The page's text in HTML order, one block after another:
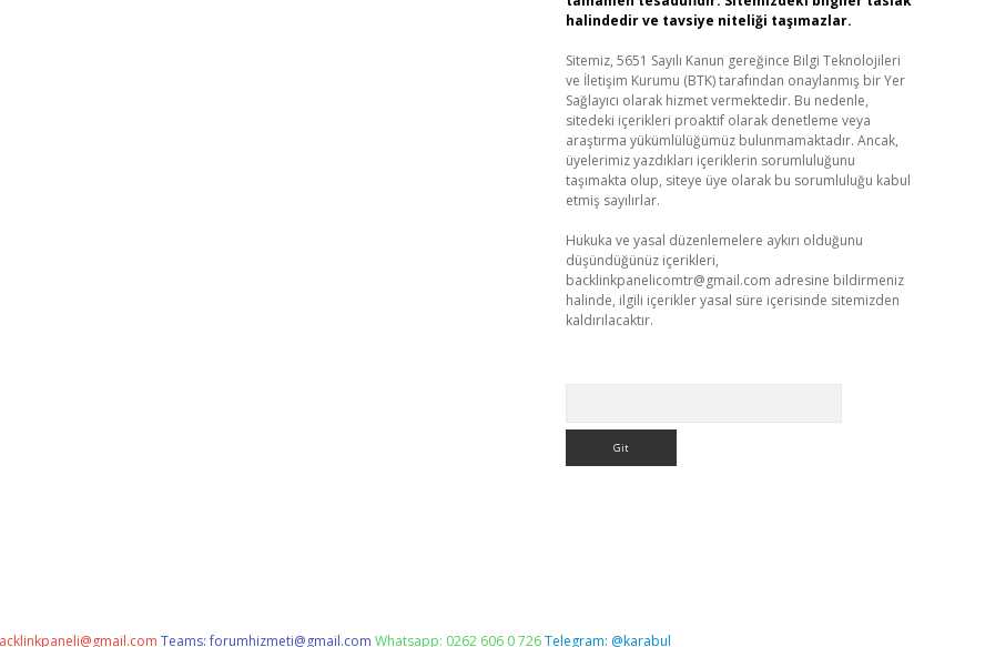
halindedir ve tavsiye niteliği taşımazlar.
Sitemiz, 5651 Sayılı Kanun gereğince Bilgi Teknolojileri
ve İletişim Kurumu (BTK) tarafından onaylanmış bir Yer
Sağlayıcı olarak hizmet vermektedir. Bu nedenle,
sitedeki içerikleri proaktif olarak denetleme veya
araştırma yükümlülüğümüz bulunmamaktadır. Ancak,
üyelerimiz yazdıkları içeriklerin sorumluluğunu
taşımakta olup, siteye üye olarak bu sorumluluğu kabul
etmiş sayılırlar.
Hukuka ve yasal düzenlemelere aykırı olduğunu
düşündüğünüz içerikleri,
backlinkpanelicomtr@gmail.com adresine bildirmeniz
halinde, ilgili içerikler yasal süre içerisinde sitemizden
kaldırılacaktır.
Teams:forumhizmeti@gmail.com Whatsapp: 0262 606 0 726Telegram: @karabul